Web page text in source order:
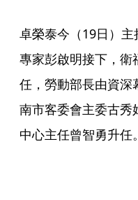
卓榮泰今（19日）
專家彭啟明接下，衛
任，勞動部長由資深
南市客委會主委古秀
中心主任曾智勇升任。